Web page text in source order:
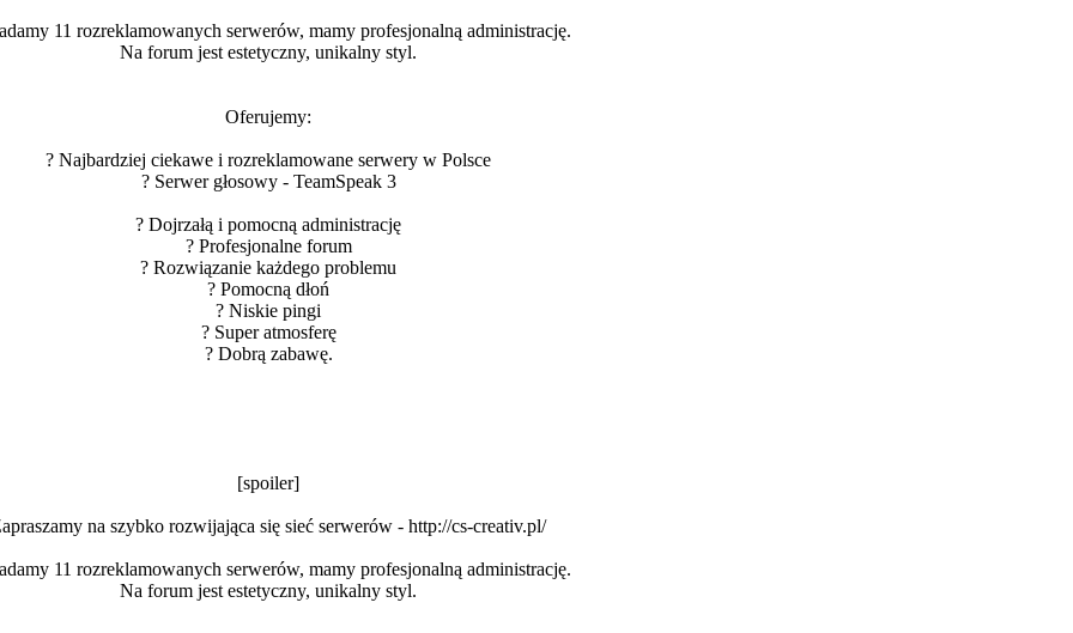
11 rozreklamowanych serwerów, mamy profesjonalną administrację.
Na forum jest estetyczny, unikalny styl.
Oferujemy:
? Najbardziej ciekawe i rozreklamowane serwery w Polsce
? Serwer głosowy - TeamSpeak 3
? Dojrzałą i pomocną administrację
? Profesjonalne forum
? Rozwiązanie każdego problemu
? Pomocną dłoń
? Niskie pingi
? Super atmosferę
? Dobrą zabawę.
[spoiler]
na szybko rozwijająca się sieć serwerów - http://cs-creativ.pl/
11 rozreklamowanych serwerów, mamy profesjonalną administrację.
Na forum jest estetyczny, unikalny styl.